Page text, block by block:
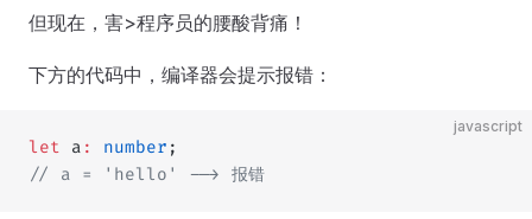
但现在，害>程序员的腰酸背痛！
下方的代码中，编译器会提示报错：
javascript
let a : number ;
// a = 'hello' --> 报错